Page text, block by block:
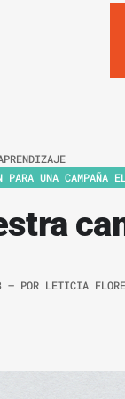
UNA CAMPAÑA
– POR LETICIA